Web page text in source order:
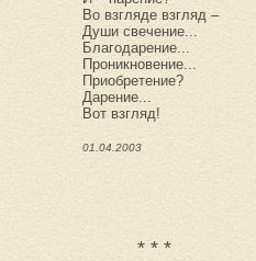
Во взгляде взгляд –
Души свечение...
Благодарение...
Проникновение...
Приобретение?
Дарение...
Вот взгляд!
01.04.2003
* * *